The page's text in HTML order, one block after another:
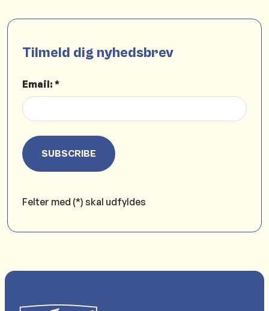
Tilmeld dig nyhedsbrev
Email: *
SUBSCRIBE
Felter med (*) skal udfyldes